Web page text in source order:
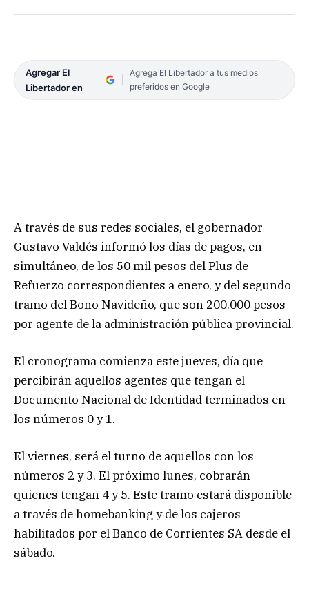
Agregar El
Libertador en
Agrega El Libertador a tus medios
preferidos en Google
A través de sus redes sociales, el gobernador
Gustavo Valdés informó los días de pagos, en
simultáneo, de los 50 mil pesos del Plus de
Refuerzo correspondientes a enero, y del segundo
tramo del Bono Navideño, que son 200.000 pesos
por agente de la administración pública provincial.
El cronograma comienza este jueves, día que
percibirán aquellos agentes que tengan el
Documento Nacional de Identidad terminados en
los números 0 y 1.
El viernes, será el turno de aquellos con los
números 2 y 3. El próximo lunes, cobrarán
quienes tengan 4 y 5. Este tramo estará disponible
a través de homebanking y de los cajeros
habilitados por el Banco de Corrientes SA desde el
sábado.